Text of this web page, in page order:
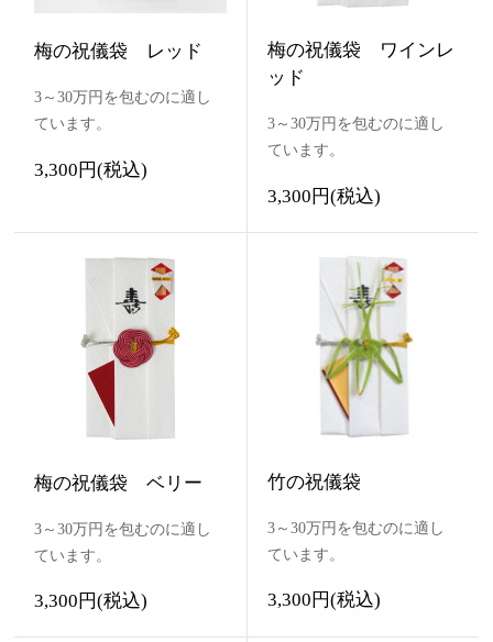
梅の祝儀袋 レッド
3～30万円を包むのに適し
ています。
3,300円(税込)
梅の祝儀袋 ワインレ
ッド
3～30万円を包むのに適し
ています。
3,300円(税込)
梅の祝儀袋 ベリー
3～30万円を包むのに適し
ています。
3,300円(税込)
竹の祝儀袋
3～30万円を包むのに適し
ています。
3,300円(税込)